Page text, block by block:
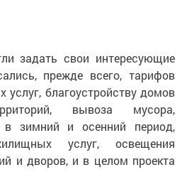
задать свои интересующие
прежде всего, тарифов
благоустройству домов
вывоза мусора,
в зимний и осенний период,
услуг, освещения
и дворов, и в целом проекта